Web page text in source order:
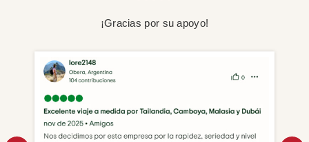
¡Gracias por su apoyo!